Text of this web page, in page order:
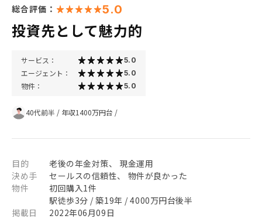
総合評価： 5.0
投資先として魅力的
サービス： 5.0
エージェント： 5.0
物件： 5.0
40代前半 / 年収1400万円台 /
目的
老後の年金対策、 現金運用
決め手
セールスの信頼性、 物件が良かった
物件
初回購入1件
駅徒歩3分 / 築19年 / 4000万円台後半
掲載日
2022年06月09日